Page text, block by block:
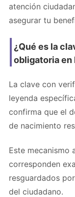
atención
asegurar tu
¿Qué es la
obligatoria en
La clave con
leyenda
confirma que el
de nacimiento
Este mecanismo
corresponden
resguardados
del ciudadano.